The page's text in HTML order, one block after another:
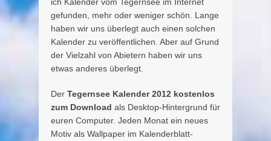
gefunden, mehr oder weniger schön. Lange
haben wir uns überlegt auch einen solchen
Kalender zu veröffentlichen. Aber auf Grund
der Vielzahl von Abietern haben wir uns
etwas anderes überlegt.
Der Tegernsee Kalender 2012 kostenlos
zum Download als Desktop-Hintergrund für
euren Computer. Jeden Monat ein neues
Motiv als Wallpaper im Kalenderblatt-